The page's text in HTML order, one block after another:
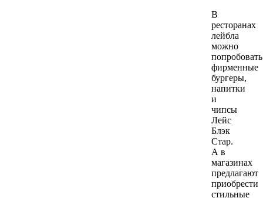
В
ресторанах
лейбла
можно
попробовать
фирменные
бургеры,
напитки
и
чипсы
Лейс
Блэк
Стар.
А в
магазинах
предлагают
приобрести
стильные